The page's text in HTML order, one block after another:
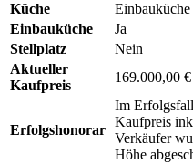
Küche
Einbauküche
Einbauküche
Ja
Stellplatz
Nein
Aktueller
Kaufpreis
169.000,00 €
Erfolgshonorar
Im
Kaufpreis
Verkäufer
Höhe